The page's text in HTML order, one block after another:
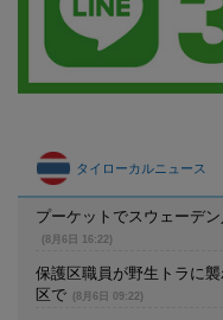
タイローカルニュース
プーケットでスウェーデ
(8月6日 16:22)
保護区職員が野生トラに
区で
(8月6日 09:22)